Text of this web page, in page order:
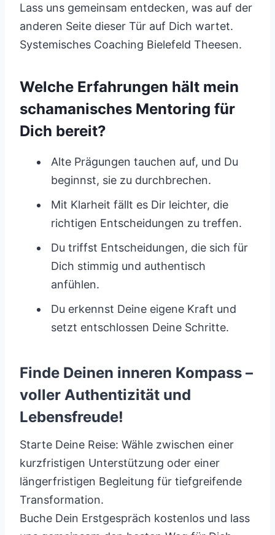
Lass uns gemeinsam entdecken, was auf der
anderen Seite dieser Tür auf Dich wartet.
Systemisches Coaching Bielefeld Theesen.
Welche Erfahrungen hält mein
schamanisches Mentoring für
Dich bereit?
Alte Prägungen tauchen auf, und Du
beginnst, sie zu durchbrechen.
Mit Klarheit fällt es Dir leichter, die
richtigen Entscheidungen zu treffen.
Du triffst Entscheidungen, die sich für
Dich stimmig und authentisch
anfühlen.
Du erkennst Deine eigene Kraft und
setzt entschlossen Deine Schritte.
Finde Deinen inneren Kompass –
voller Authentizität und
Lebensfreude!
Starte Deine Reise: Wähle zwischen einer
kurzfristigen Unterstützung oder einer
längerfristigen Begleitung für tiefgreifende
Transformation.
Buche Dein Erstgespräch kostenlos und lass